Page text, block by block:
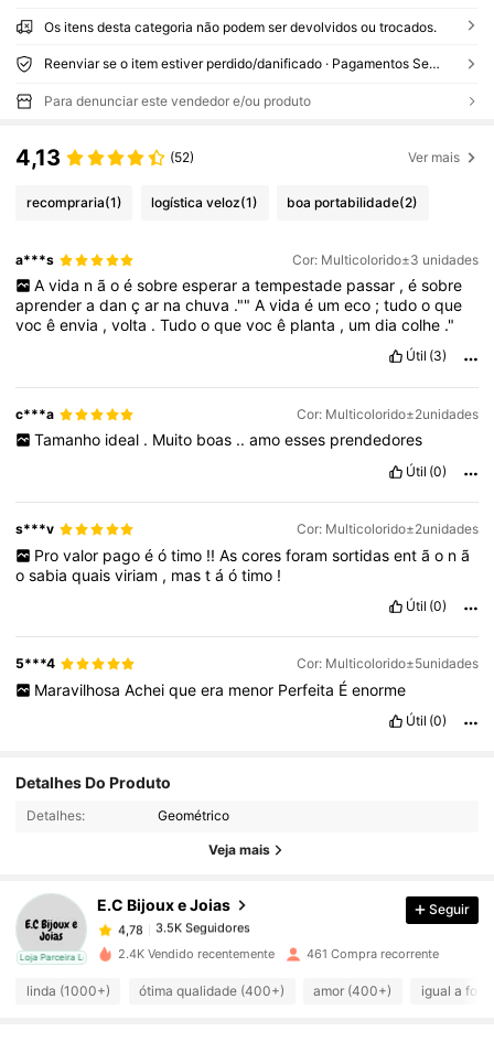
Os itens desta categoria não podem ser devolvidos ou trocados.
Reenviar se o item estiver perdido/danificado · Pagamentos Seguros · Proteção de privacidade
Para denunciar este vendedor e/ou produto
4,13 (52) Ver mais
recompraria(1) logística veloz(1) boa portabilidade(2)
a***s Cor: Multicolorido±3 unidades
A vida n ã o é sobre esperar a tempestade passar , é sobre
aprenderadançar nachuva .""Avidaé umeco ;tudooque
vocêenvia ,volta .Tudooquevocê planta , umdiacolhe ."
Útil (3)
c***a Cor: Multicolorido±2unidades
Tamanho ideal . Muito boas .. amo esses prendedores
Útil (0)
s***v Cor: Multicolorido±2unidades
Pro valor pago é ó timo !! As cores foram sortidas ent ã o n ã
osabiaquaisviriam , mastáótimo !
Útil (0)
5***4 Cor: Multicolorido±5unidades
Maravilhosa Achei que era menor Perfeita É enorme
Útil (0)
Detalhes Do Produto
Detalhes: Geométrico
Veja mais
Loja Parceira Local
E.C Bijoux e Joias
4,78 3.5K Seguidores
3.5K Seguidores
4,78 3.5K Seguidores
4,78 3.5K Seguidores
Seguir
2.4K Vendido recentemente 461 Compra recorrente
linda (1000+) ótima qualidade (400+) amor (400+) igual a